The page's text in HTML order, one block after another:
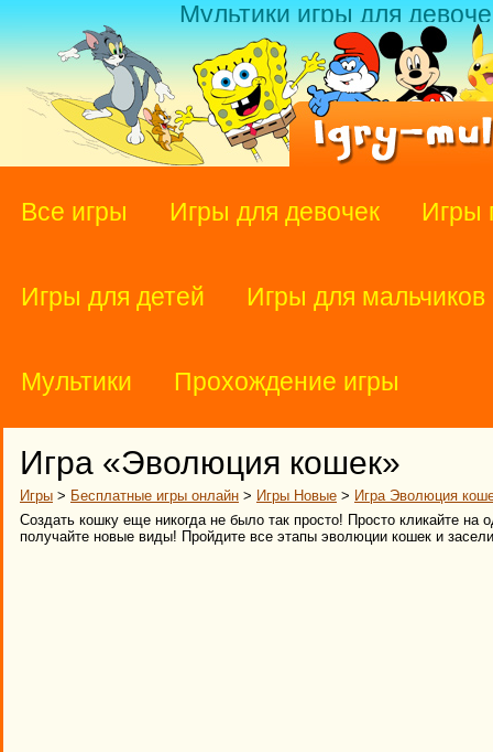
Мультики игры для
Все игры Игры для девочек Игры
Игры для детей Игры для мальчиков
Мультики Прохождение игры
Игра «Эволюция кошек»
Игры > Бесплатные игры онлайн > Игры Новые > Игра Эволюция
Создать кошку еще никогда не было так просто! Просто кликайте на
получайте новые виды! Пройдите все этапы эволюции кошек и